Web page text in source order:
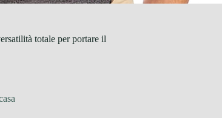
totale per portare il